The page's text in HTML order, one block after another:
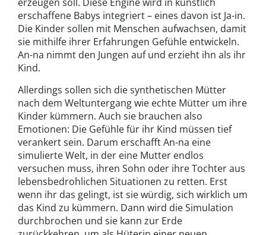
erschaffene Babys integriert – eines davon ist Ja-in.
Die Kinder sollen mit Menschen aufwachsen, damit
sie mithilfe ihrer Erfahrungen Gefühle entwickeln.
An-na nimmt den Jungen auf und erzieht ihn als ihr
Kind.
Allerdings sollen sich die synthetischen Mütter
nach dem Weltuntergang wie echte Mütter um ihre
Kinder kümmern. Auch sie brauchen also
Emotionen: Die Gefühle für ihr Kind müssen tief
verankert sein. Darum erschafft An-na eine
simulierte Welt, in der eine Mutter endlos
versuchen muss, ihren Sohn oder ihre Tochter aus
lebensbedrohlichen Situationen zu retten. Erst
wenn ihr das gelingt, ist sie würdig, sich wirklich um
das Kind zu kümmern. Dann wird die Simulation
durchbrochen und sie kann zur Erde